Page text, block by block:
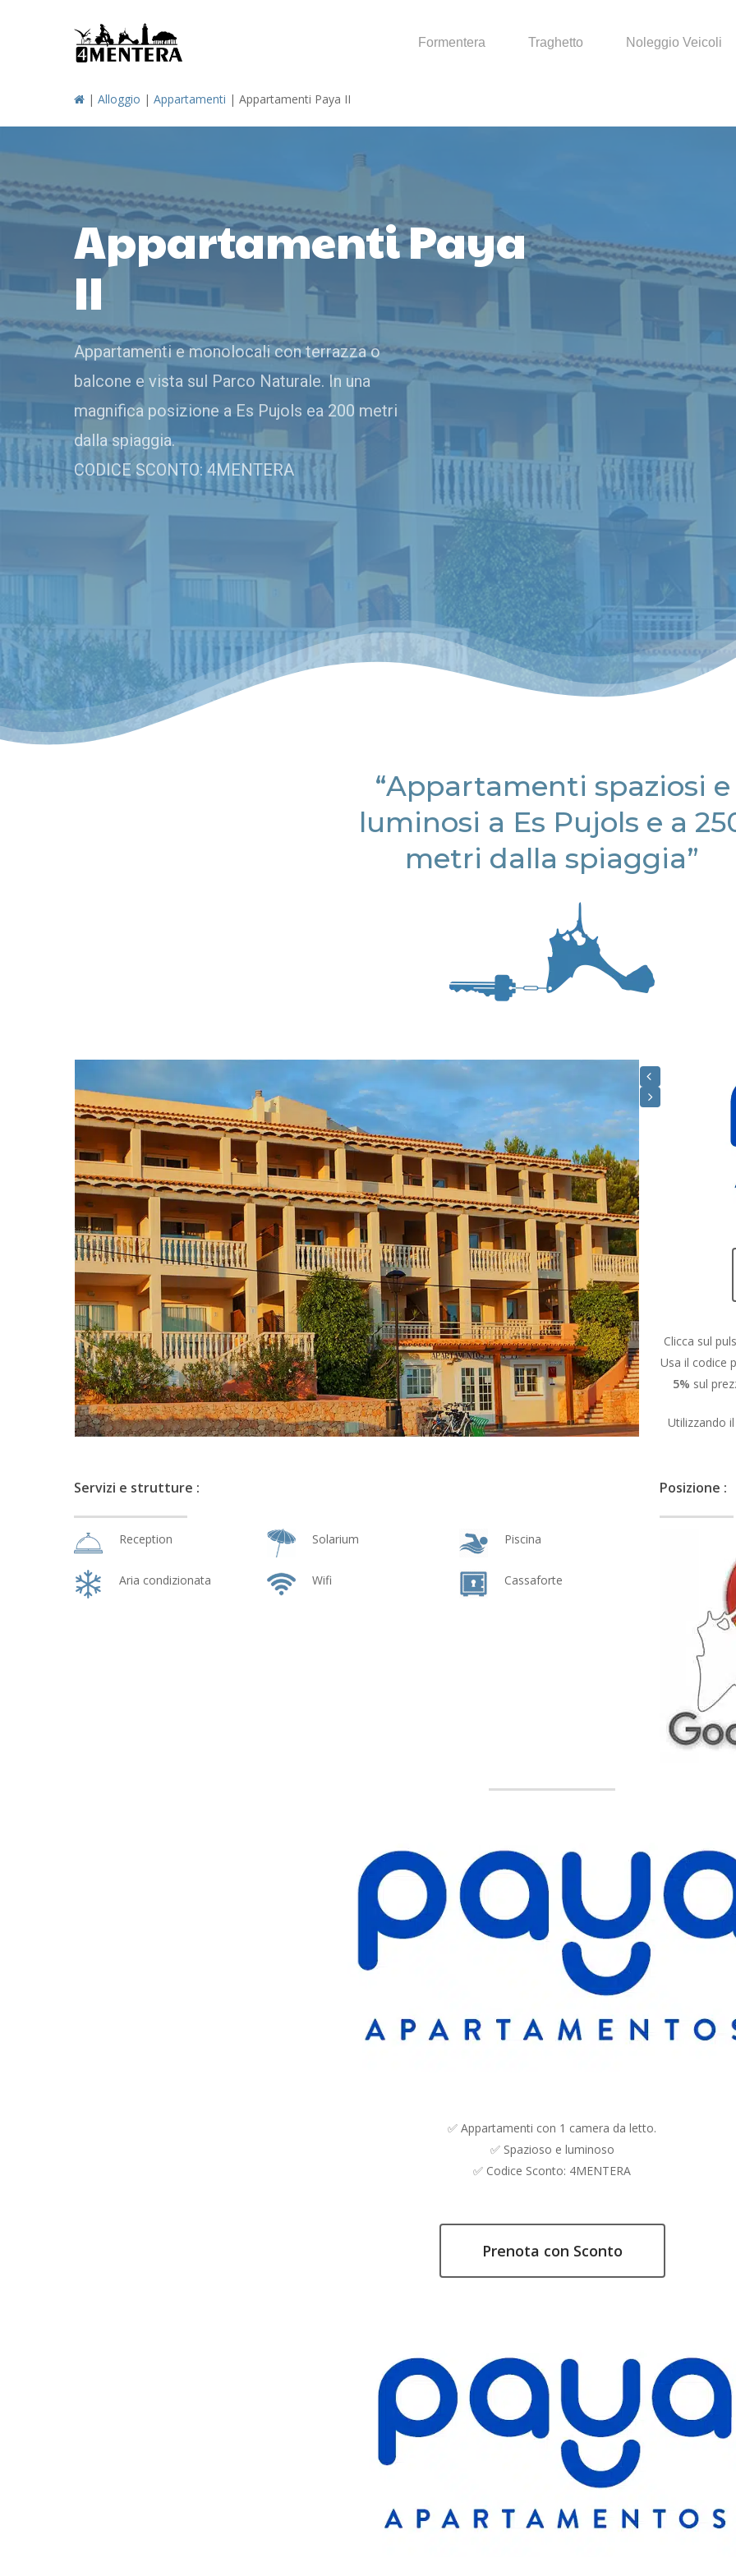
Formentera Traghetto Noleggio Veicoli
| Alloggio | Appartamenti | Appartamenti Paya II
Appartamenti Paya
II
Appartamenti e monolocali con terrazza o
balcone e vista sul Parco Naturale. In una
magnifica posizione a Es Pujols ea 200 metri
dalla spiaggia.
CODICE SCONTO: 4MENTERA
“Appartamenti spaziosi e
luminosi a Es Pujols e a
metri dalla spiaggia”
Clicca sul
Usa il codice
5% sul
Utilizzando
Servizi e strutture :
Reception
Aria condizionata
Solarium
Wifi
Piscina
Cassaforte
Posizione :
✅ Appartamenti con 1 camera da letto.
✅ Spazioso e luminoso
✅ Codice Sconto: 4MENTERA
Prenota con Sconto